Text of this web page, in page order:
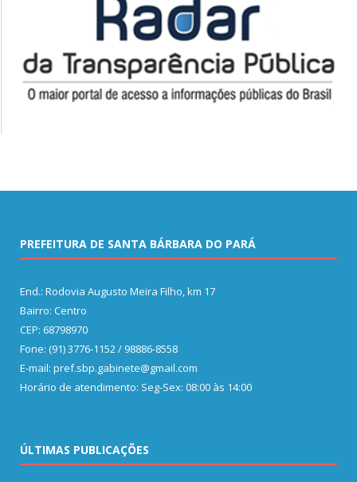
PREFEITURA DE SANTA BÁRBARA DO PARÁ
End.: Rodovia Augusto Meira Filho, km 17
Bairro: Centro
CEP: 68798970
Fone: (91) 3776-1152 / 98886-8558
E-mail: pref.sbp.gabinete@gmail.com
Horário de atendimento: Seg-Sex: 08:00 às 14:00
ÚLTIMAS PUBLICAÇÕES